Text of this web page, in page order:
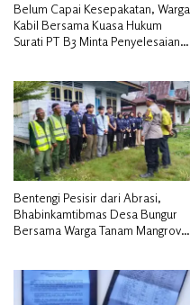
Belum Capai Kesepakatan, Warga
Kabil Bersama Kuasa Hukum
Surati PT B3 Minta Penyelesaian
Bentengi Pesisir dari Abrasi,
Bhabinkamtibmas Desa Bungur
Bersama Warga Tanam Mangrove